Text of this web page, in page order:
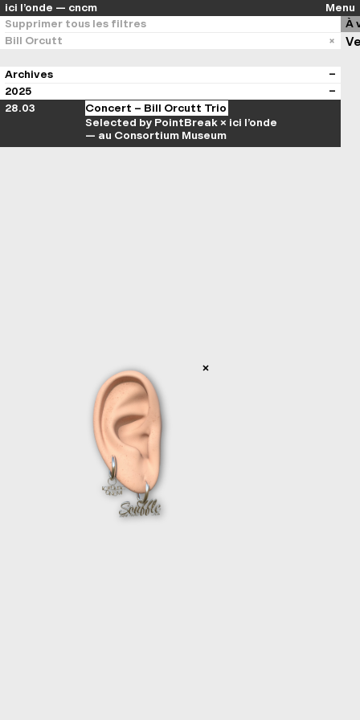
ici l’onde — cncm
Menu
Supprimer tous les filtres
Bill Orcutt
Archives
2025
28.03
Concert – Bill Orcutt Trio
Selected by PointBreak × ici l’onde
— au Consortium Museum
À